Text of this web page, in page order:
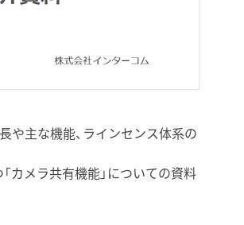
や主な機能、ラインセンス体系の
カメラ共有機能」についての資料